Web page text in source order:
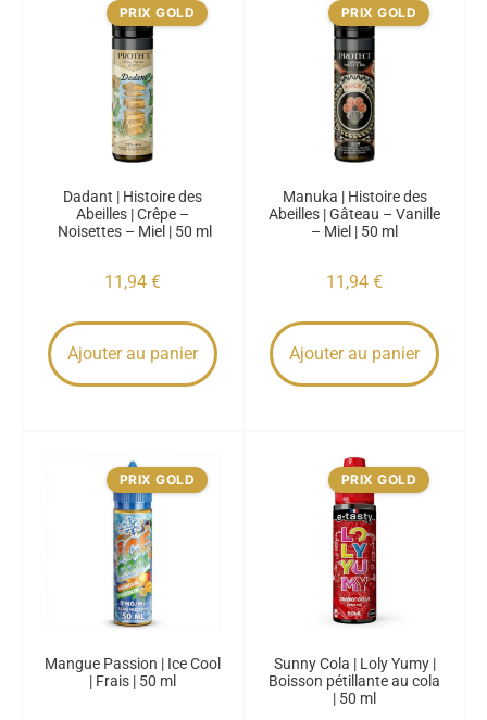
PRIX GOLD
Dadant | Histoire des
Abeilles | Crêpe –
Noisettes – Miel | 50 ml
11,94 €
Ajouter au panier
PRIX GOLD
Manuka | Histoire des
Abeilles | Gâteau – Vanille
– Miel | 50 ml
11,94 €
Ajouter au panier
PRIX GOLD
Mangue Passion | Ice Cool
| Frais | 50 ml
PRIX GOLD
Sunny Cola | Loly Yumy |
Boisson pétillante au cola
| 50 ml